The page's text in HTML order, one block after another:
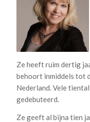
Ze heeft ruim dertig
behoort inmiddels tot
Nederland. Vele
gedebuteerd.
Ze geeft al bijna tien